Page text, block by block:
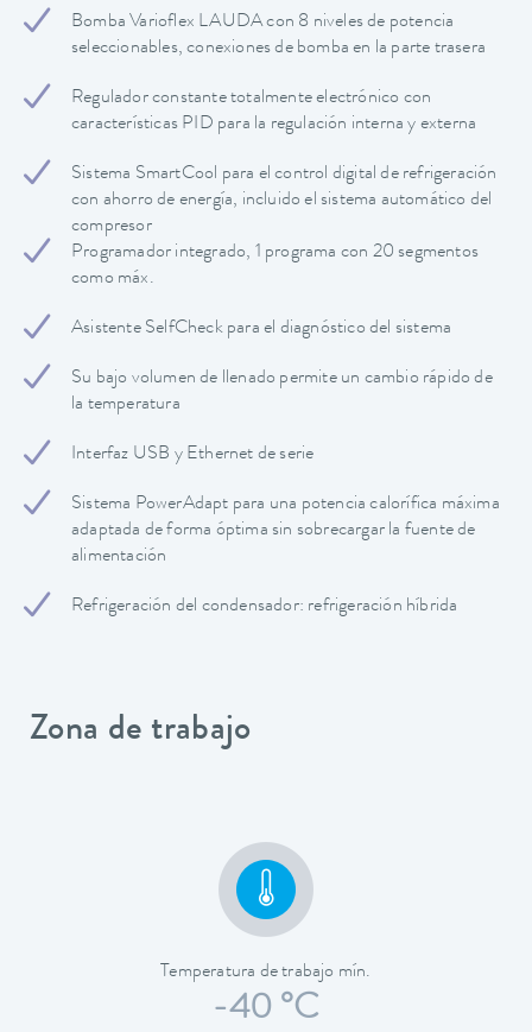
Bomba Varioflex LAUDA con 8 niveles de potencia
seleccionables, conexiones de bomba en la parte trasera
Regulador constante totalmente electrónico con
características PID para la regulación interna y externa
Sistema SmartCool para el control digital de refrigeración
con ahorro de energía, incluido el sistema automático del
compresor
Programador integrado, 1 programa con 20 segmentos
como máx.
Asistente SelfCheck para el diagnóstico del sistema
Su bajo volumen de llenado permite un cambio rápido de
la temperatura
Interfaz USB y Ethernet de serie
Sistema PowerAdapt para una potencia calorífica máxima
adaptada de forma óptima sin sobrecargar la fuente de
alimentación
Refrigeración del condensador: refrigeración híbrida
Zona de trabajo
Temperatura de trabajo mín.
-40 °C